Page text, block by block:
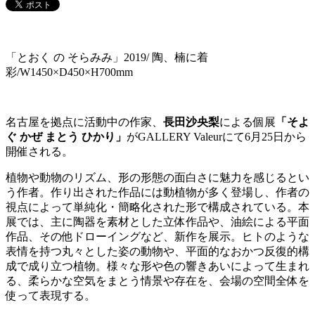
「とおく の そらみみ」2019/ 陶、楠に着
彩/W1450×D450×H700mm
名古屋を拠点に活動中の作家、 長田沙央梨による個展 「そよ
ぐ かぜ まとう ひかり」 がGALLERY Valeurにて6月25日から
開催される。
植物や動物のリズム、形の形態の面白さに魅力を感じるとい
う作者。作り出された作品には動植物が多く登場し、作者の
視点によって単純化・簡略化された形で構成されている。本
展では、主に陶器を素材とした立体作品や、油絵による平面
作品、その他ドローイングなど、新作を展示。ヒトのような
表情を持つ丸々とした姿の動物や、平面的なおかつ反復的構
成で成り立つ植物。様々な形や色の響きあいによって生まれ
る、柔らかな空気をまとう情景や存在を、会場の空間全体を
使って表現する。